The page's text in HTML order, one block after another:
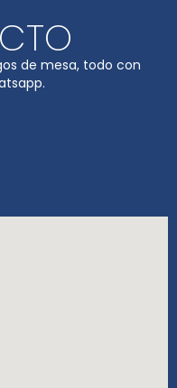
de mesa, todo con